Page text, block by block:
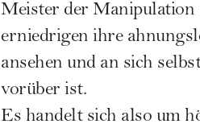
Meister der Manipulation
erniedrigen ihre
ansehen und an sich
vorüber ist.
Es handelt sich also um